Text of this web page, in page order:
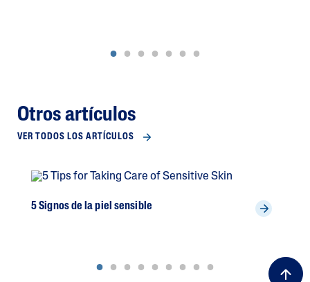
Otros artículos
VER TODOS LOS ARTÍCULOS
5 Signos de la piel sensible